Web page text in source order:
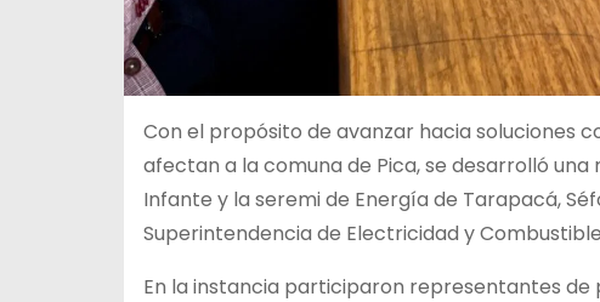
Con el propósito de avanzar hacia soluciones
afectan a la comuna de Pica, se desarrolló
Infante y la seremi de Energía de Tarapacá,
Superintendencia de Electricidad y
En la instancia participaron representantes